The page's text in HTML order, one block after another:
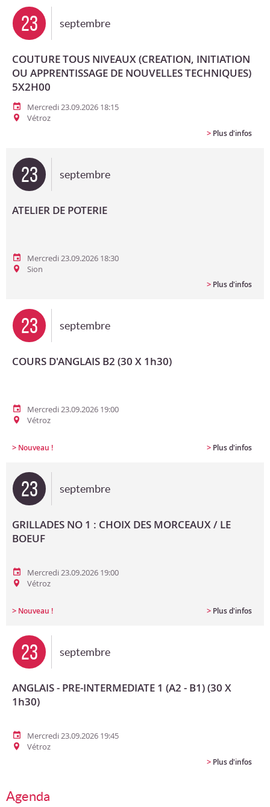
23 septembre
COUTURE TOUS NIVEAUX (CREATION, INITIATION
OU APPRENTISSAGE DE NOUVELLES TECHNIQUES)
5X2H00
Mercredi 23.09.2026 18:15
Vétroz
> Plus d'infos
23 septembre
ATELIER DE POTERIE
Mercredi 23.09.2026 18:30
Sion
> Plus d'infos
23 septembre
COURS D'ANGLAIS B2 (30 X 1h30)
Mercredi 23.09.2026 19:00
Vétroz
> Nouveau ! > Plus d'infos
23 septembre
GRILLADES NO 1 : CHOIX DES MORCEAUX / LE
BOEUF
Mercredi 23.09.2026 19:00
Vétroz
> Nouveau ! > Plus d'infos
23 septembre
ANGLAIS - PRE-INTERMEDIATE 1 (A2 - B1) (30 X
1h30)
Mercredi 23.09.2026 19:45
Vétroz
> Plus d'infos
Agenda